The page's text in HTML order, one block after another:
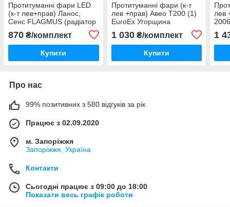
Протитуманні фари LED
(к-т лев+прав) Ланос,
Сенс FLAGMUS (радіатор
870 ₴/комплект
Купити
Протитуманні фари (к-т
лев +прав) Авео Т200 (1)
EuroEx Угорщина
1 030₴/комплект
Купити
лев
1
Про нас
99% позитивних з 580 відгуків за рік
Працює з 02.09.2020
м. Запоріжжя
Запоріжжя, Україна
Контакти
Сьогодні працює з 09:00 до 18:00
Показати весь графік роботи